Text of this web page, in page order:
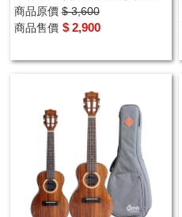
圈 Ukulele 初學入門 贈送琴
袋
商品原價 $ 3,600
商品售價 $ 2,900